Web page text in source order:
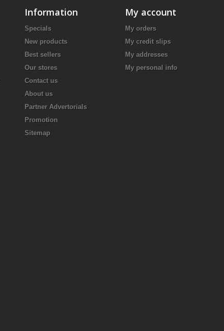
Information
Specials
New products
Best sellers
Our stores
Contact us
About us
Partner Advertorials
Promotion
Sitemap
My account
My orders
My credit slips
My addresses
My personal info